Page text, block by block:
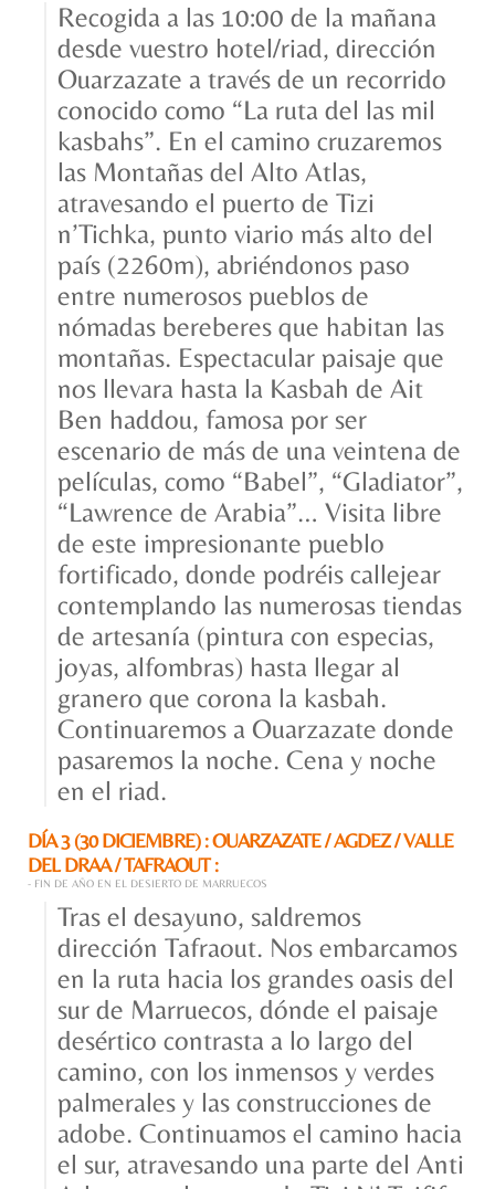
Recogida a las 10:00 de la mañana
desde vuestro hotel/riad, dirección
Ouarzazate a través de un recorrido
conocido como “La ruta del las mil
kasbahs”. En el camino cruzaremos
las Montañas del Alto Atlas,
atravesando el puerto de Tizi
n’Tichka, punto viario más alto del
país (2260m), abriéndonos paso
entre numerosos pueblos de
nómadas bereberes que habitan las
montañas. Espectacular paisaje que
nos llevara hasta la Kasbah de Ait
Ben haddou, famosa por ser
escenario de más de una veintena de
películas, como “Babel”, “Gladiator”,
“Lawrence de Arabia”… Visita libre
de este impresionante pueblo
fortificado, donde podréis callejear
contemplando las numerosas tiendas
de artesanía (pintura con especias,
joyas, alfombras) hasta llegar al
granero que corona la kasbah.
Continuaremos a Ouarzazate donde
pasaremos la noche. Cena y noche
en el riad.
DÍA 3 (30 DICIEMBRE) : OUARZAZATE / AGDEZ / VALLE
DEL DRAA / TAFRAOUT :
- FIN DE AÑO EN EL DESIERTO DE MARRUECOS
Tras el desayuno, saldremos
dirección Tafraout. Nos embarcamos
en la ruta hacia los grandes oasis del
sur de Marruecos, dónde el paisaje
desértico contrasta a lo largo del
camino, con los inmensos y verdes
palmerales y las construcciones de
adobe. Continuamos el camino hacia
el sur, atravesando una parte del Anti